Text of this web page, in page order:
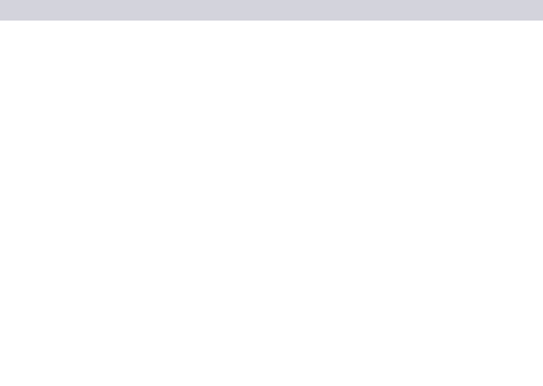
Theo dõi chúng tôi trên